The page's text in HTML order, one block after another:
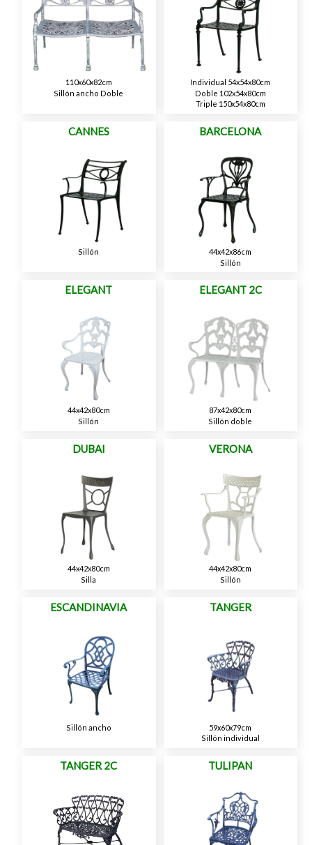
110x60x82cm
Sillón ancho Doble
Individual 54x54x80cm
Doble 102x54x80cm
Triple 150x54x80cm
CANNES
Sillón
BARCELONA
44x42x86cm
Sillón
ELEGANT
44x42x80cm
Sillón
ELEGANT 2C
87x42x80cm
Sillón doble
DUBAI
44x42x80cm
Silla
VERONA
44x42x80cm
Sillón
ESCANDINAVIA
Sillón ancho
TANGER
59x60x79cm
Sillón individual
TANGER 2C TULIPAN